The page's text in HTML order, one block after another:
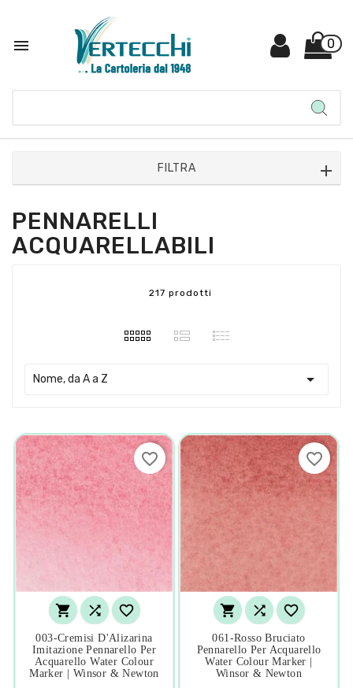
 0
FILTRA
PENNARELLI
ACQUARELLABILI
217 prodotti
Nome, da A a Z 
  
003-Cremisi D'Alizarina
Imitazione Pennarello Per
Acquarello Water Colour
Marker | Winsor & Newton
favorite_border
  
061-Rosso Bruciato
Pennarello Per Acquarello
Water Colour Marker |
Winsor & Newton
favorite_border